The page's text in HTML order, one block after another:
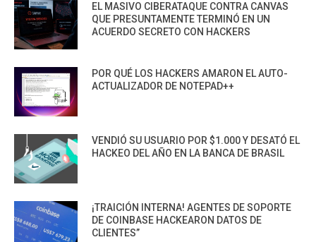
EL MASIVO CIBERATAQUE CONTRA CANVAS
QUE PRESUNTAMENTE TERMINÓ EN UN
ACUERDO SECRETO CON HACKERS
POR QUÉ LOS HACKERS AMARON EL AUTO-
ACTUALIZADOR DE NOTEPAD++
VENDIÓ SU USUARIO POR $1.000 Y DESATÓ EL
HACKEO DEL AÑO EN LA BANCA DE BRASIL
¡TRAICIÓN INTERNA! AGENTES DE SOPORTE
DE COINBASE HACKEARON DATOS DE
CLIENTES”